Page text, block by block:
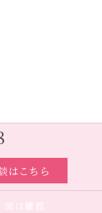
はこちら
歯は臓器